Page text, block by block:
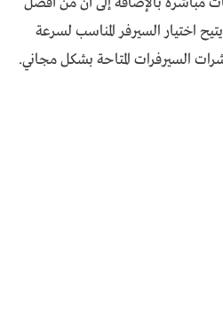
اختيار السيرفر المناسب لسرعة
السيرفرات المتاحة بشكل مجاني.